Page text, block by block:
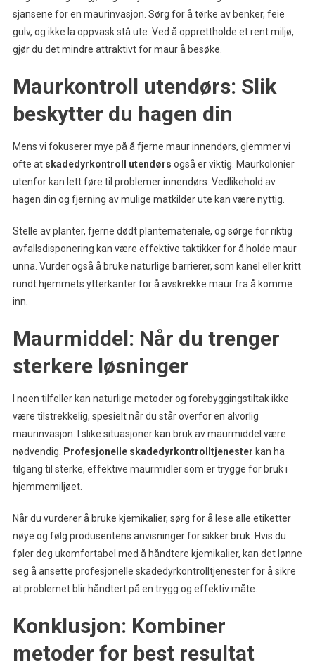
sjansene for en maurinvasjon. Sørg for å tørke av benker, feie
gulv, og ikke la oppvask stå ute. Ved å opprettholde et rent miljø,
gjør du det mindre attraktivt for maur å besøke.
Maurkontroll utendørs: Slik
beskytter du hagen din
Mens vi fokuserer mye på å fjerne maur innendørs, glemmer vi
ofte at skadedyrkontroll utendørs også er viktig. Maurkolonier
utenfor kan lett føre til problemer innendørs. Vedlikehold av
hagen din og fjerning av mulige matkilder ute kan være nyttig.
Stelle av planter, fjerne dødt plantemateriale, og sørge for riktig
avfallsdisponering kan være effektive taktikker for å holde maur
unna. Vurder også å bruke naturlige barrierer, som kanel eller kritt
rundt hjemmets ytterkanter for å avskrekke maur fra å komme
inn.
Maurmiddel: Når du trenger
sterkere løsninger
I noen tilfeller kan naturlige metoder og forebyggingstiltak ikke
være tilstrekkelig, spesielt når du står overfor en alvorlig
maurinvasjon. I slike situasjoner kan bruk av maurmiddel være
nødvendig. Profesjonelle skadedyrkontrolltjenester kan ha
tilgang til sterke, effektive maurmidler som er trygge for bruk i
hjemmemiljøet.
Når du vurderer å bruke kjemikalier, sørg for å lese alle etiketter
nøye og følg produsentens anvisninger for sikker bruk. Hvis du
føler deg ukomfortabel med å håndtere kjemikalier, kan det lønne
seg å ansette profesjonelle skadedyrkontrolltjenester for å sikre
at problemet blir håndtert på en trygg og effektiv måte.
Konklusjon: Kombiner
metoder for best resultat